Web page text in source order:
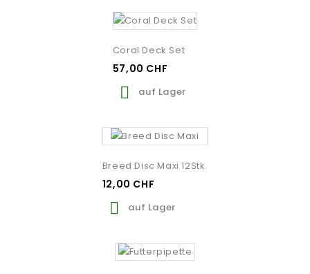
Coral Deck Set
57,00 CHF
 auf Lager
Breed Disc Maxi 12Stk.
12,00 CHF
 auf Lager